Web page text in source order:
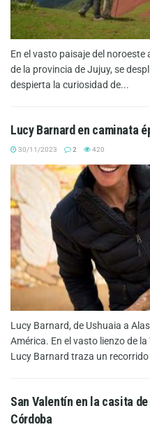
En el vasto paisaje del
de la provincia de Jujuy, se
despierta la curiosidad de...
Lucy Barnard en caminata
30/11/2023 2 420
Lucy Barnard, de Ushuaia a
América. En el vasto lienzo de
Lucy Barnard traza un
San Valentín en la casita
Córdoba